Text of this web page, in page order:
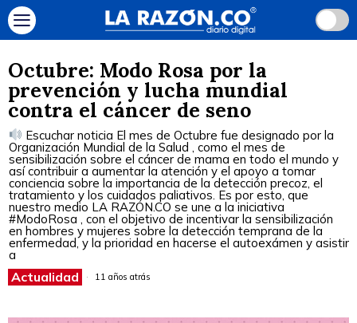
Octubre: Modo Rosa por la
prevención y lucha mundial
contra el cáncer de seno
Escuchar noticia El mes de Octubre fue designado por la
Organización Mundial de la Salud , como el mes de
sensibilización sobre el cáncer de mama en todo el mundo y
así contribuir a aumentar la atención y el apoyo a tomar
conciencia sobre la importancia de la detección precoz, el
tratamiento y los cuidados paliativos. Es por esto, que
nuestro medio LA RAZÓN.CO se une a la iniciativa
#ModoRosa , con el objetivo de incentivar la sensibilización
en hombres y mujeres sobre la detección temprana de la
enfermedad, y la prioridad en hacerse el autoexámen y asistir
a
Actualidad 11 años atrás